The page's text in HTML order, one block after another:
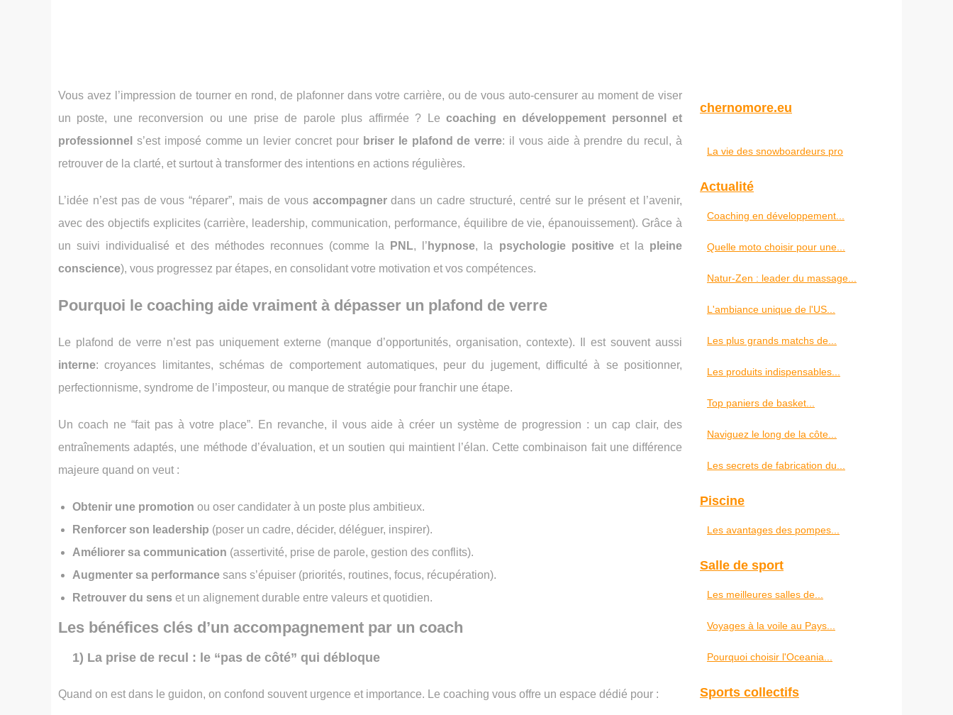
Vous avez l’impression de tourner en rond, de plafonner dans votre carrière, ou de vous auto-censurer au moment de viser
un poste, une reconversion ou une prise de parole plus affirmée ? Lecoaching en développement personnel et
professionnel s’est imposé comme un levier concret pour briser le plafond de verre: il vous aide à prendre du recul, à
retrouver de la clarté, et surtout à transformer des intentions en actions régulières.
L’idée n’est pas de vous “réparer”, mais de vous accompagnerdans un cadre structuré, centré sur le présent et l’avenir,
avec des objectifs explicites (carrière, leadership, communication, performance, équilibre de vie, épanouissement). Grâce à
un suivi individualisé et des méthodes reconnues (comme la
PNL, l’ hypnose, la psychologie positiveet la pleine
conscience), vous progressez par étapes, en consolidant votre motivation et vos compétences.
Pourquoi le coaching aide vraiment à dépasser un plafond de verre
Le plafond de verre n’est pas uniquement externe (manque d’opportunités, organisation, contexte). Il est souvent aussi
interne: croyances limitantes, schémas de comportement automatiques, peur du jugement, difficulté à se positionner,
perfectionnisme, syndrome de l’imposteur, ou manque de stratégie pour franchir une étape.
Un coach ne “fait pas à votre place”. En revanche, il vous aide à créer un système de progression : un cap clair, des
entraînements adaptés, une méthode d’évaluation, et un soutien qui maintient l’élan. Cette combinaison fait une différence
majeure quand on veut :
Obtenir une promotion ou oser candidater à un poste plus ambitieux.
Renforcer son leadership (poser un cadre, décider, déléguer, inspirer).
Améliorer sa communication (assertivité, prise de parole, gestion des conflits).
Augmenter sa performance sans s’épuiser (priorités, routines, focus, récupération).
Retrouver du sens et un alignement durable entre valeurs et quotidien.
Les bénéfices clés d’un accompagnement par un coach
1) La prise de recul : le “pas de côté” qui débloque
Quand on est dans le guidon, on confond souvent urgence et importance. Le coaching vous offre un espace dédié pour :
chernomore.eu
La vie des snowboardeurs pro
Actualité
Coaching en développement...
Quelle moto choisir pour une...
Natur-Zen : leader du massage...
L'ambiance unique de l'US...
Les plus grands matchs de...
Les produits indispensables...
Top paniers de basket...
Naviguez le long de la côte...
Les secrets de fabrication du...
Piscine
Les avantages des pompes...
Salle de sport
Les meilleures salles de...
Voyages à la voile au Pays...
Pourquoi choisir l'Oceania...
Sports collectifs